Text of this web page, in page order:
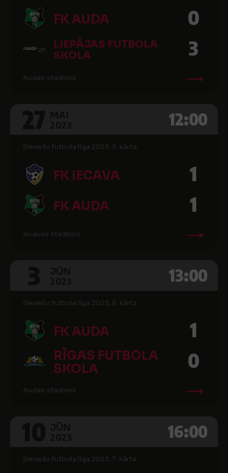
FK AUDA 0
LIEPĀJAS FUTBOLA
SKOLA
3
Audas stadions
12:00
Sieviešu futbola līga 2023, 5. kārta
FK IECAVA 1
FK AUDA 1
Iecavas stadions
13:00
Sieviešu futbola līga 2023, 6. kārta
FK AUDA 1
RĪGAS FUTBOLA
SKOLA
0
Audas stadions
16:00
Sieviešu futbola līga 2023, 7. kārta